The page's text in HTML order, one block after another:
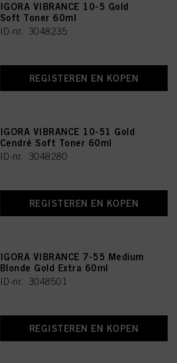
IGORA VIBRANCE 10-5 Gold
Soft Toner 60ml
ID-nr. 3048235
REGISTEREN EN KOPEN
IGORA VIBRANCE 10-51 Gold
Cendré Soft Toner 60ml
ID-nr. 3048280
REGISTEREN EN KOPEN
IGORA VIBRANCE 7-55 Medium
Blonde Gold Extra 60ml
ID-nr. 3048501
REGISTEREN EN KOPEN